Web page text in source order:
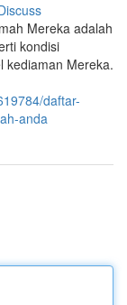
Mereka adalah
kondisi
kediaman Mereka.
daftar-
anda